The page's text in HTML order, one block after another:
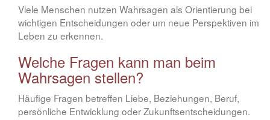
Viele Menschen nutzen Wahrsagen als Orientierung bei
wichtigen Entscheidungen oder um neue Perspektiven im
Leben zu erkennen.
Welche Fragen kann man beim
Wahrsagen stellen?
Häufige Fragen betreffen Liebe, Beziehungen, Beruf,
persönliche Entwicklung oder Zukunftsentscheidungen.